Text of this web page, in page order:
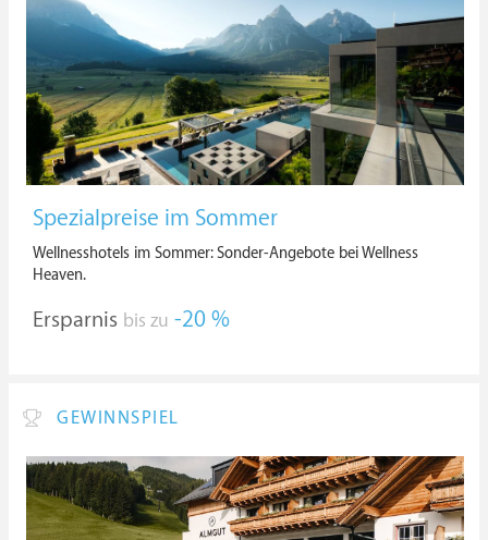
Spezialpreise im Sommer
Wellnesshotels im Sommer: Sonder-Angebote bei Wellness
Heaven.
Ersparnis bis zu -20 %
GEWINNSPIEL